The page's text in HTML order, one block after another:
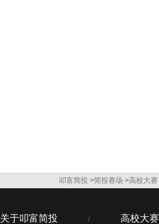
叩富简投 >简投赛场 >高校大赛
关于叩富简投 / 高校大赛